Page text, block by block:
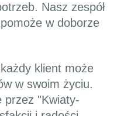
Nasz zespół
w doborze
klient może
w swoim życiu.
przez "Kwiaty-